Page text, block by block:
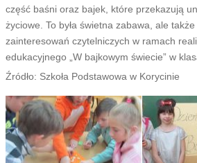
część baśni oraz bajek, które przekazują
życiowe. To była świetna zabawa, ale
zainteresowań czytelniczych w ramach
edukacyjnego „W bajkowym świecie” w
Źródło: Szkoła Podstawowa w Korycinie